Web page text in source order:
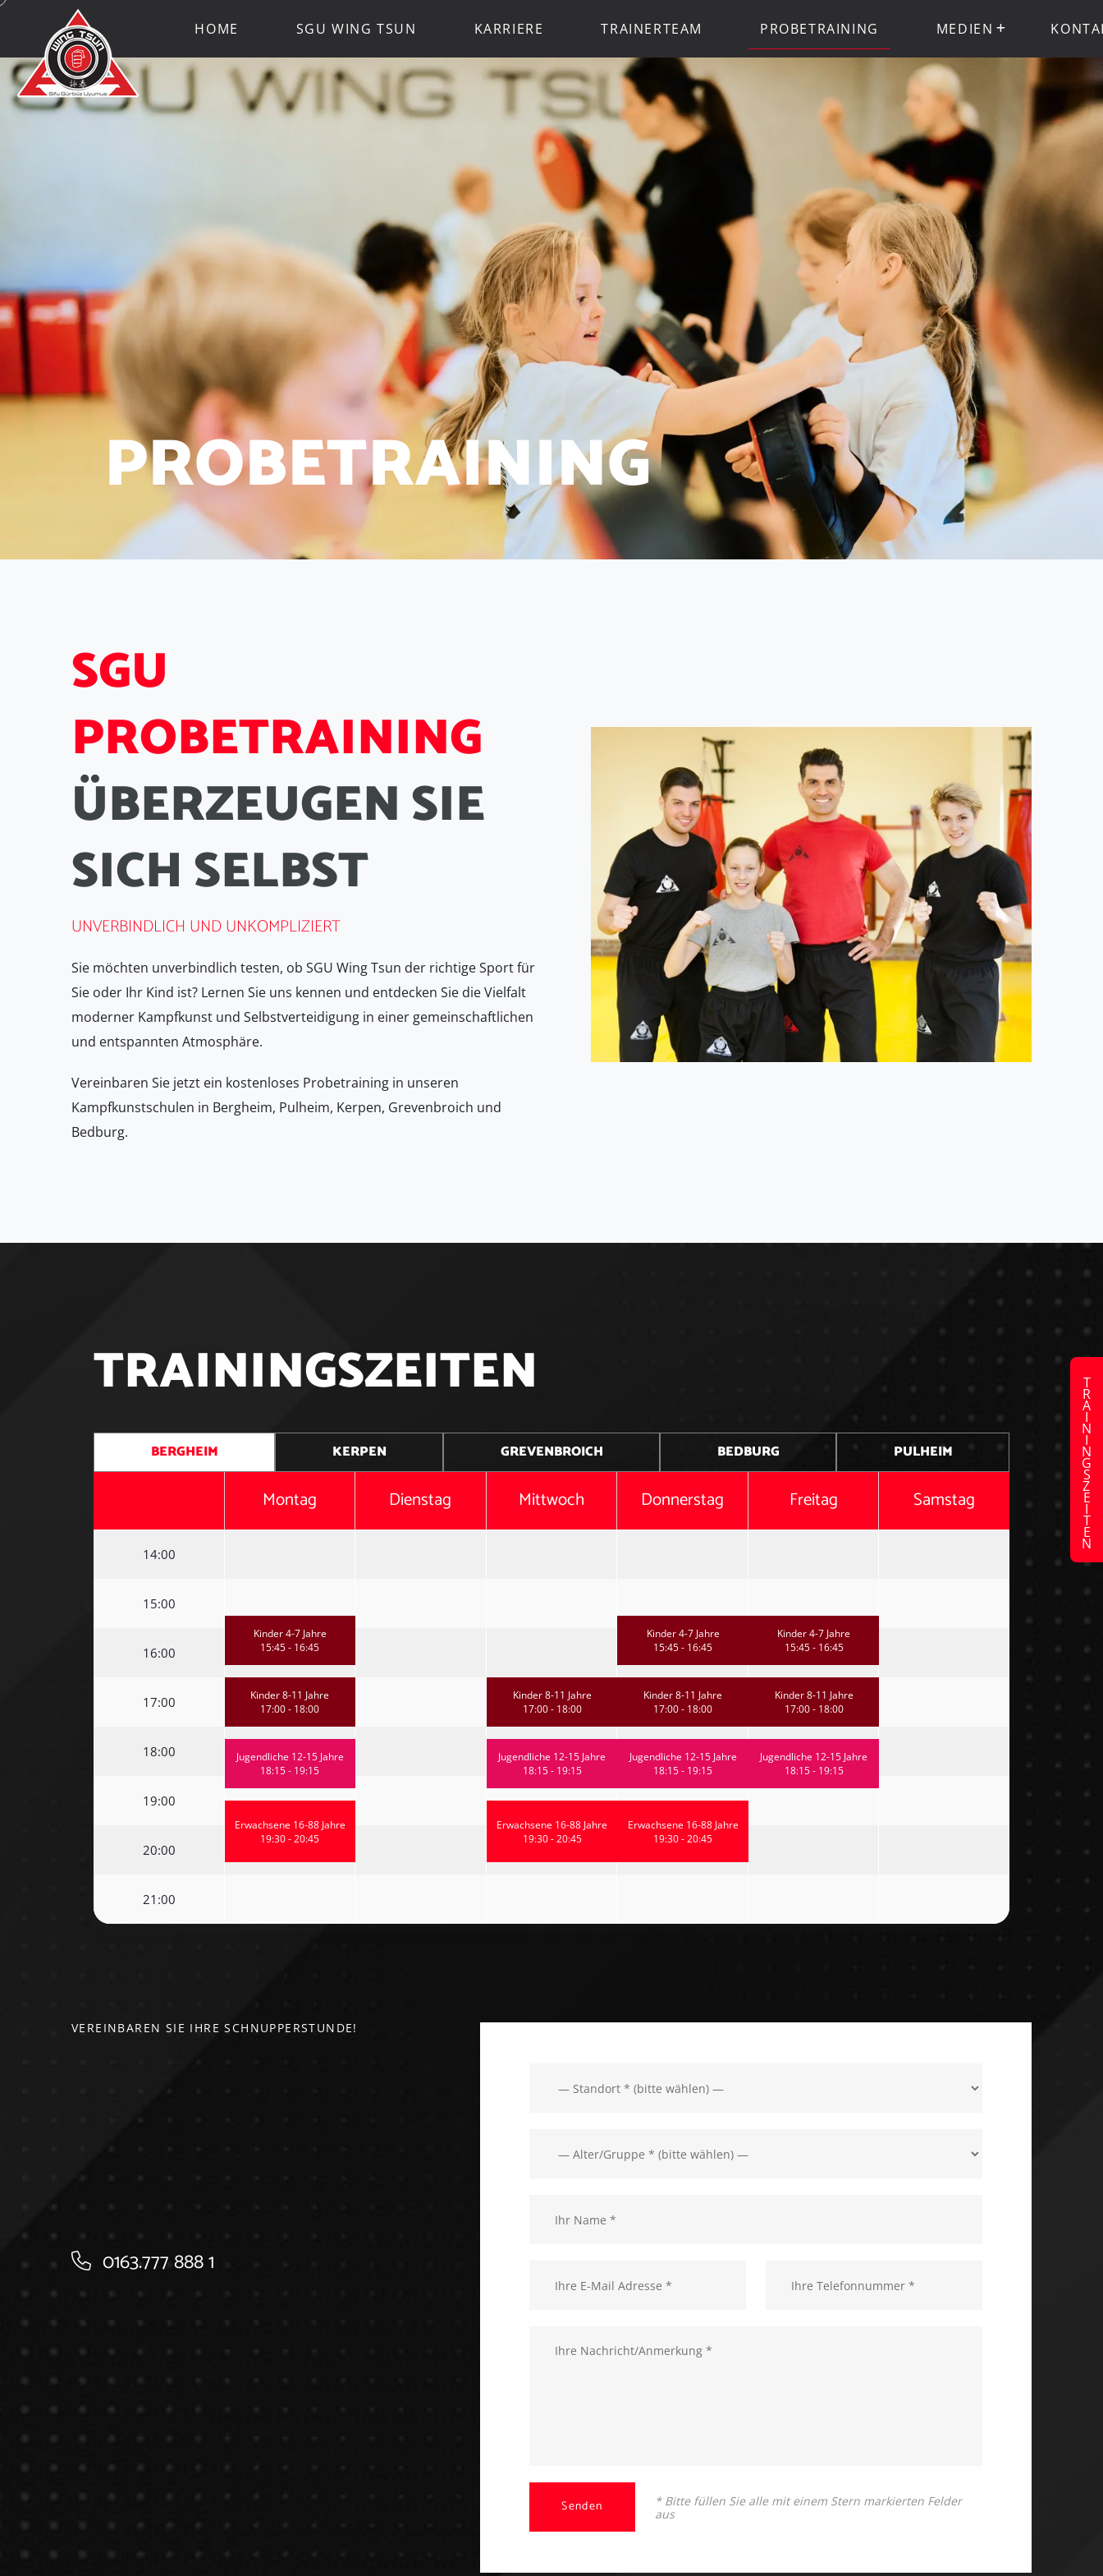
HOME SGU WING TSUN KARRIERE TRAINERTEAM PROBETRAINING MEDIEN
PROBETRAINING
SGU
PROBETRAINING
ÜBERZEUGENSIE
SICHSELBST
UNVERBINDLICH UND UNKOMPLIZIERT
Sie möchten unverbindlich testen, ob SGU Wing Tsun der richtige Sport für
Sie oder Ihr Kind ist? Lernen Sie uns kennen und entdecken Sie die Vielfalt
moderner Kampfkunst und Selbstverteidigung in einer gemeinschaftlichen
und entspannten Atmosphäre.
Vereinbaren Sie jetzt ein kostenloses Probetraining in unseren
Kampfkunstschulen in Bergheim, Pulheim, Kerpen, Grevenbroich und
Bedburg.
TRAININGSZEITEN
BERGHEIM KERPEN GREVENBROICH BEDBURG PULHEIM
14:00
15:00
16:00
17:00
18:00
19:00
20:00
21:00
Montag
Kinder 4-7 Jahre
15:45 - 16:45
Kinder 8-11 Jahre
17:00 - 18:00
Jugendliche 12-15 Jahre
18:15 - 19:15
Erwachsene 16-88 Jahre
19:30 - 20:45
Dienstag Mittwoch
Kinder 8-11 Jahre
17:00 - 18:00
Jugendliche 12-15 Jahre
18:15 - 19:15
Erwachsene 16-88 Jahre
19:30 - 20:45
Donnerstag
Kinder 4-7 Jahre
15:45 - 16:45
Kinder 8-11 Jahre
17:00 - 18:00
Jugendliche 12-15 Jahre
18:15 - 19:15
Erwachsene 16-88 Jahre
19:30 - 20:45
Freitag
Kinder 4-7 Jahre
15:45 - 16:45
Kinder 8-11 Jahre
17:00 - 18:00
Jugendliche 12-15 Jahre
18:15 - 19:15
Samstag
VEREINBAREN SIE IHRE SCHNUPPERSTUNDE!
0163.777 888 1
Senden
* Bitte füllen Sie alle mit einem Stern markierten Felder
aus
TRAININGSZEITEN